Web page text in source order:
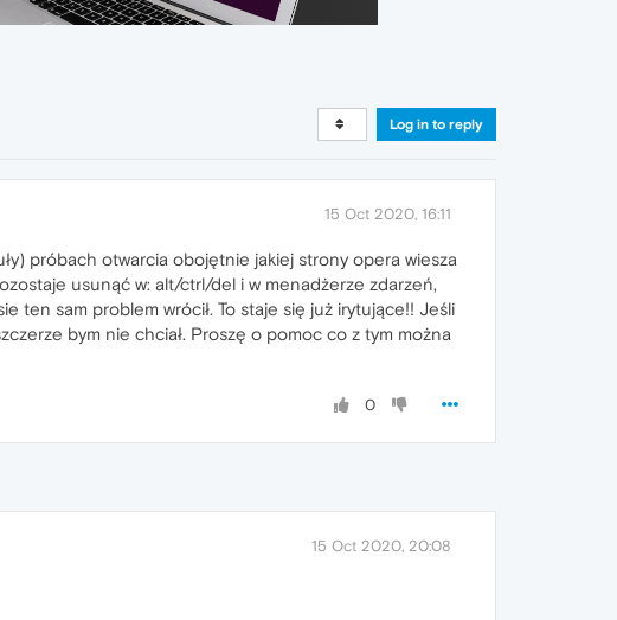
Log in to reply
15 Oct 2020, 16:11
próbach otwarcia obojętnie jakiej strony opera wiesza
usunąć w: alt/ctrl/del i w menadżerze zdarzeń,
ten sam problem wrócił. To staje się już irytujące!! Jeśli
bym nie chciał. Proszę o pomoc co z tym można
0
15 Oct 2020, 20:08